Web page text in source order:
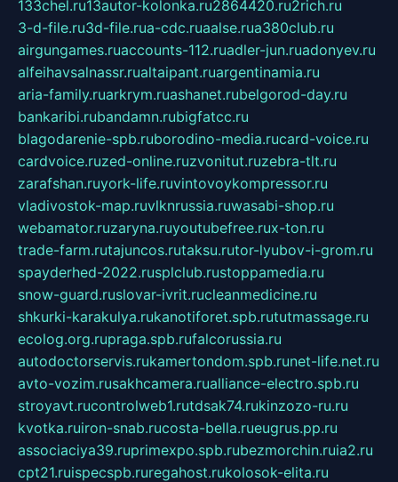
133chel.ru13autor-kolonka.ru2864420.ru2rich.ru
3-d-file.ru3d-file.rua-cdc.ruaalse.rua380club.ru
airgungames.ruaccounts-112.ruadler-jun.ruadonyev.ru
alfeihavsalnassr.rualtaipant.ruargentinamia.ru
aria-family.ruarkrym.ruashanet.rubelgorod-day.ru
bankaribi.rubandamn.rubigfatcc.ru
blagodarenie-spb.ruborodino-media.rucard-voice.ru
cardvoice.ruzed-online.ruzvonitut.ruzebra-tlt.ru
zarafshan.ruyork-life.ruvintovoykompressor.ru
vladivostok-map.ruvlknrussia.ruwasabi-shop.ru
webamator.ruzaryna.ruyoutubefree.rux-ton.ru
trade-farm.rutajuncos.rutaksu.rutor-lyubov-i-grom.ru
spayderhed-2022.rusplclub.rustoppamedia.ru
snow-guard.ruslovar-ivrit.rucleanmedicine.ru
shkurki-karakulya.rukanotiforet.spb.rututmassage.ru
ecolog.org.rupraga.spb.rufalcorussia.ru
autodoctorservis.rukamertondom.spb.runet-life.net.ru
avto-vozim.rusakhcamera.rualliance-electro.spb.ru
stroyavt.rucontrolweb1.rutdsak74.rukinzozo-ru.ru
kvotka.ruiron-snab.rucosta-bella.rueugrus.pp.ru
associaciya39.ruprimexpo.spb.rubezmorchin.ruia2.ru
cpt21.ruispecspb.ruregahost.rukolosok-elita.ru